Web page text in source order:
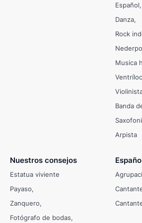
Español
Danza
Rock
Musica
Banda
Arpista
Nuestros consejos
Estatua viviente
Payaso
Zanquero
Fotógrafo de bodas